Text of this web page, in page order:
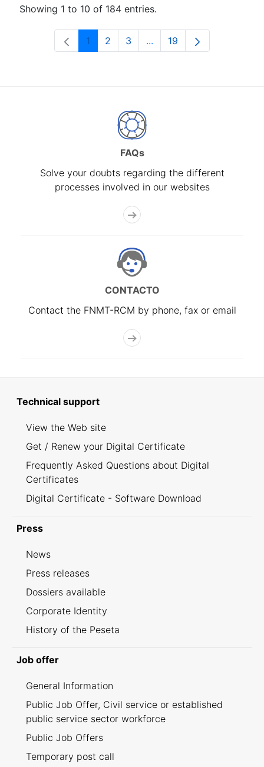
Showing 1 to 10 of 184 entries.
Page
1 Page
2 Page
3 ...Intermediate Pages Use
Page
19
FAQs
Solve your doubts regarding the different
processes involved in our websites
CONTACTO
Contact the FNMT-RCM by phone, fax or email
Technical support
View the Web site
Get / Renew your Digital Certificate
Frequently Asked Questions about Digital
Certificates
Digital Certificate - Software Download
Press
News
Press releases
Dossiers available
Corporate Identity
History of the Peseta
Job offer
General Information
Public Job Offer, Civil service or established
public service sector workforce
Public Job Offers
Temporary post call